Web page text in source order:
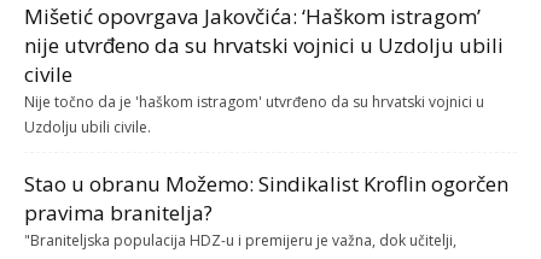
Mišetić opovrgava Jakovčića: ‘Haškom istragom’
nije utvrđeno da su hrvatski vojnici u Uzdolju ubili
civile
Nije točno da je 'haškom istragom' utvrđeno da su hrvatski vojnici u
Uzdolju ubili civile.
Stao u obranu Možemo: Sindikalist Kroflin ogorčen
pravima branitelja?
"Braniteljska populacija HDZ-u i premijeru je važna, dok učitelji,